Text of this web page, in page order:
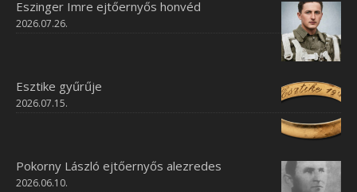
Eszinger Imre ejtőernyős honvéd
2026.07.26.
Esztike gyűrűje
2026.07.15.
Pokorny László ejtőernyős alezredes
2026.06.10.